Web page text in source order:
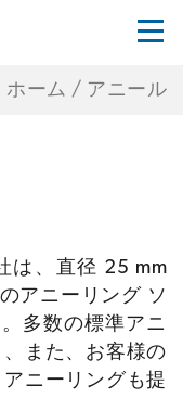
ホーム / アニール
は、直径 25 mm
アニーリング ソ
多数の標準アニ
また、お客様の
ニーリングも提